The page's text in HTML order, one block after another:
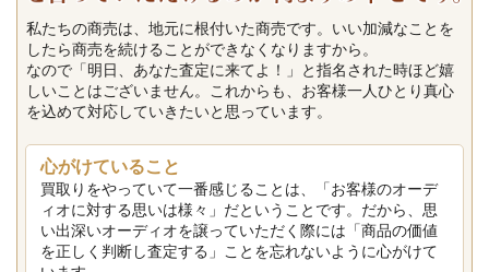
私たちの商売は、地元に根付いた商売です。いい加減なことを
したら商売を続けることができなくなりますから。
なので「明日、あなた査定に来てよ！」と指名された時ほど嬉
しいことはございません。これからも、お客様一人ひとり真心
を込めて対応していきたいと思っています。
心がけていること
買取りをやっていて一番感じることは、「お客様のオーデ
ィオに対する思いは様々」だということです。だから、思
い出深いオーディオを譲っていただく際には「商品の価値
を正しく判断し査定する」ことを忘れないように心がけて